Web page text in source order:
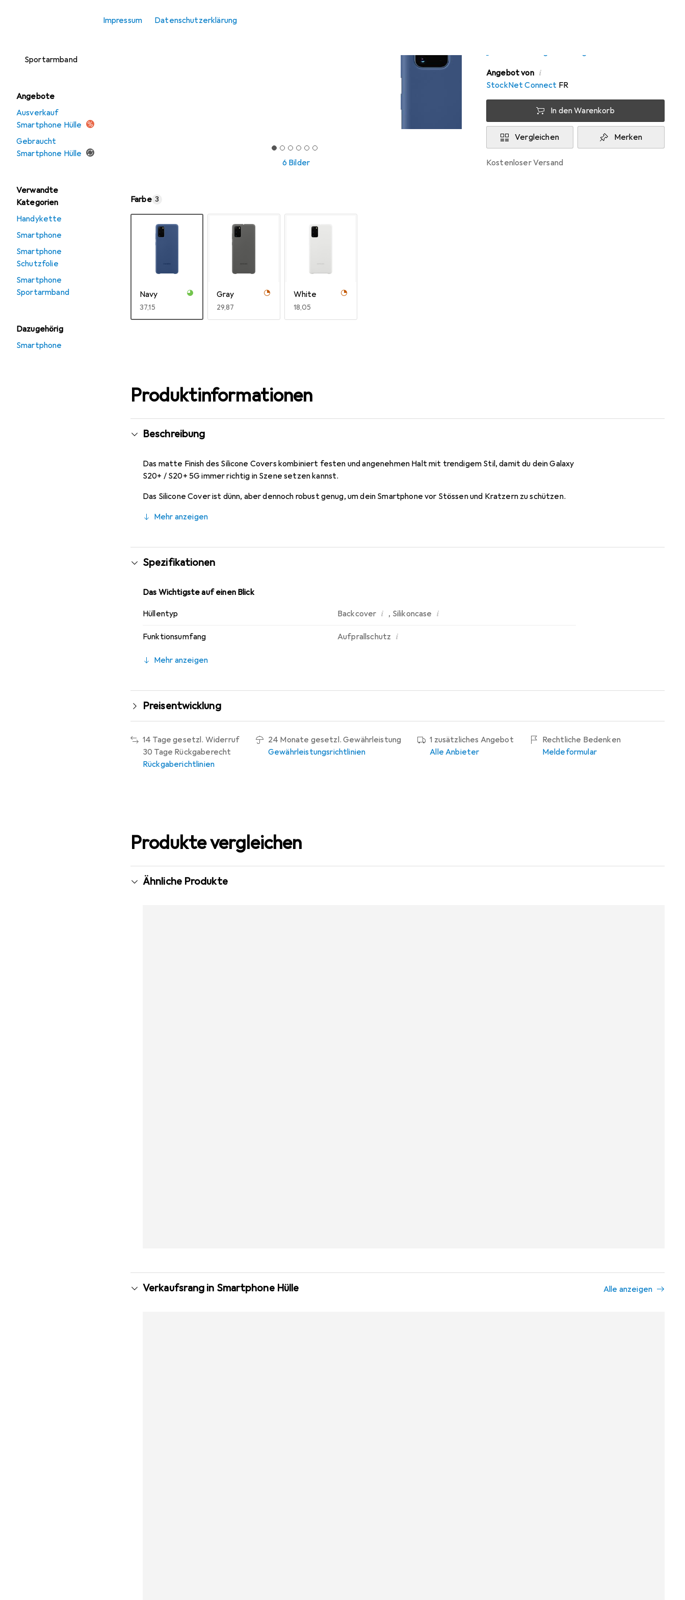
Impressum Datenschutzerklärung
Sportarmband
Angebote
Ausverkauf
Smartphone Hülle
Gebraucht
Smartphone Hülle
Verwandte
Kategorien
Handykette
Smartphone
Smartphone
Schutzfolie
Smartphone
Sportarmband
Dazugehörig
Smartphone
6 Bilder
Angebot von i
StockNet Connect FR
In den Warenkorb
Vergleichen Merken
kostenloser Versand
Farbe 3
Navy
EUR
37,15
Gray
EUR
29,87
White
EUR
18,05
Produktinformationen
Beschreibung
Das matte Finish des Silicone Covers kombiniert festen und angenehmen Halt mit trendigem Stil, damit du dein Galaxy
S20+ / S20+ 5G immer richtig in Szene setzen kannst.
Das Silicone Cover ist dünn, aber dennoch robust genug, um dein Smartphone vor Stössen und Kratzern zu schützen.
Mehr anzeigen
Spezifikationen
Das Wichtigste auf einen Blick
Hüllentyp Backcover i , Silikoncase i
Funktionsumfang Aufprallschutz i
Mehr anzeigen
Preisentwicklung
14 Tage gesetzl. Widerruf
30 Tage Rückgaberecht
Rückgaberichtlinien
24 Monate gesetzl. Gewährleistung
Gewährleistungsrichtlinien
1 zusätzliches Angebot
Alle Anbieter
Rechtliche Bedenken
Meldeformular
Produkte vergleichen
Ähnliche Produkte
Verkaufsrang in Smartphone Hülle Alle anzeigen